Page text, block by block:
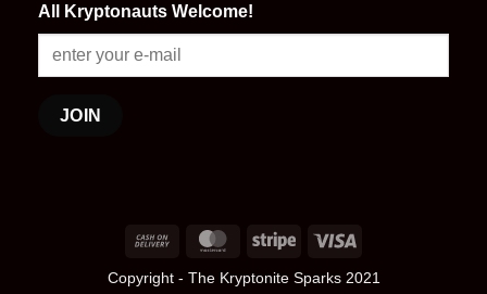
All Kryptonauts Welcome!
Cash
Delivery
MasterCardStripe
Copyright - The Kryptonite Sparks 2021